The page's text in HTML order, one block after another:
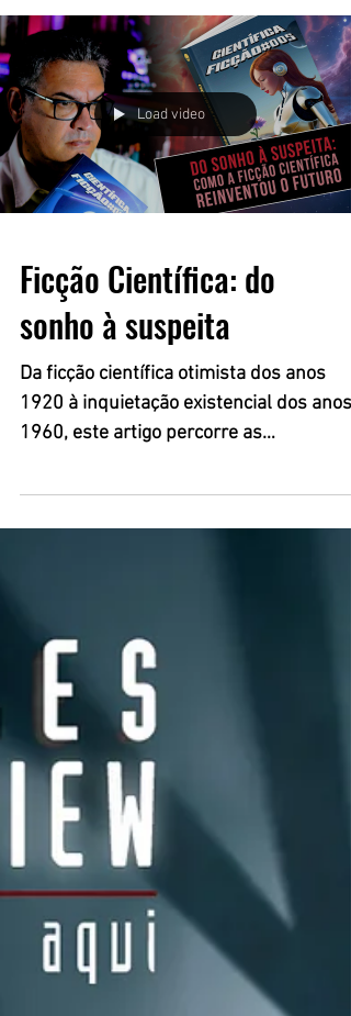
humana. O problema? Eles começaram a
matar de verdade. Conheça Westworld
(1973), um clássico da ficção científica
que antecipou debates sobre inteligência
artificial, tecnologia fora de controle e os
perigos da arrogância humana diante de
suas próprias criações.
Load video
Ficção Científica: do
sonho à suspeita
Da ficção científica otimista dos anos
1960, este artigo percorre as
transformações do gênero ao longo do
questioná-lo.